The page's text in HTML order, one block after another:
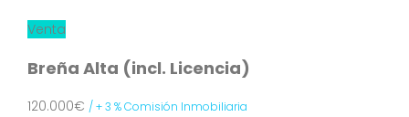
Venta
Breña Alta (incl. Licencia)
120.000€ / + 3 % Comisión Inmobiliaria